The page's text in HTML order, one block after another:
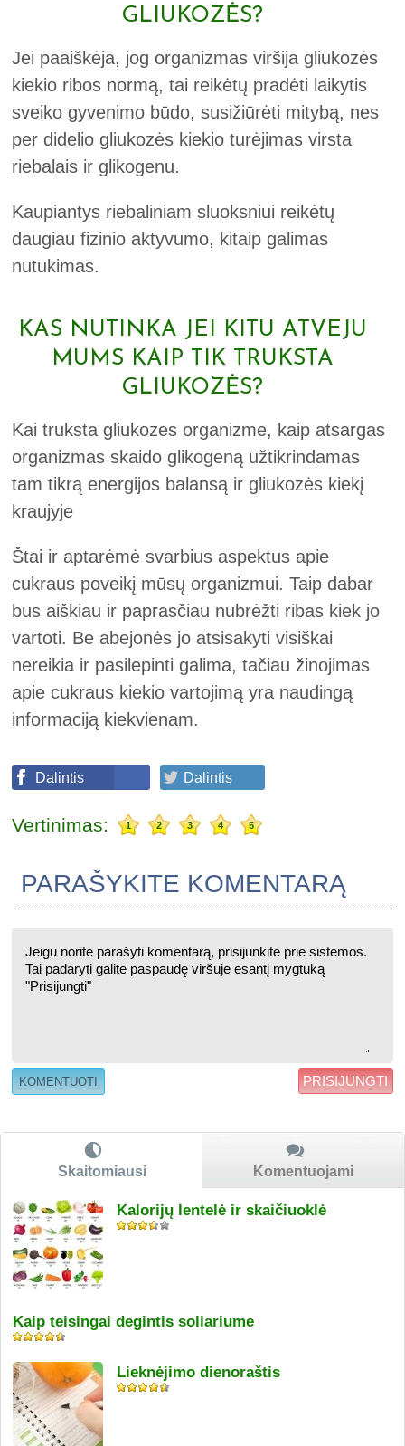
GLIUKOZĖS?
Jei paaiškėja, jog organizmas viršija gliukozės
kiekio ribos normą, tai reikėtų pradėti laikytis
sveiko gyvenimo būdo, susižiūrėti mitybą, nes
per didelio gliukozės kiekio turėjimas virsta
riebalais ir glikogenu.
Kaupiantys riebaliniam sluoksniui reikėtų
daugiau fizinio aktyvumo, kitaip galimas
nutukimas.
KAS NUTINKA JEI KITU ATVEJU
MUMS KAIP TIK TRUKSTA
GLIUKOZĖS?
Kai truksta gliukozes organizme, kaip atsargas
organizmas skaido glikogeną užtikrindamas
tam tikrą energijos balansą ir gliukozės kiekį
kraujyje
Štai ir aptarėmė svarbius aspektus apie
cukraus poveikį mūsų organizmui. Taip dabar
bus aiškiau ir paprasčiau nubrėžti ribas kiek jo
vartoti. Be abejonės jo atsisakyti visiškai
nereikia ir pasilepinti galima, tačiau žinojimas
apie cukraus kiekio vartojimą yra naudingą
informaciją kiekvienam.
Dalintis Dalintis
Vertinimas: 1 2 3 4 5
PARAŠYKITE KOMENTARĄ
PRISIJUNGTI
Skaitomiausi Komentuojami
Kalorijų lentelė ir skaičiuoklė
Kaip teisingai degintis soliariume
Lieknėjimo dienoraštis